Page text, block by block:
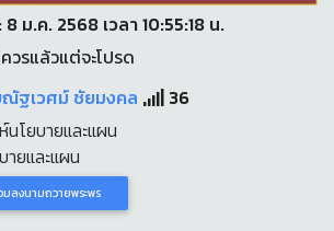
ม.ค. 2568 เวลา 10:55:18 น.
วรแล้วแต่จะโปรด
ณัฐเวศม์ ชัยมงคล
36
นโยบายและแผน
ายและแผน
มลงนามถวายพระพร